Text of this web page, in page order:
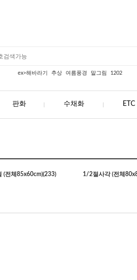
ex>해바라기 추상 여름풍경 말그림 1202
판화 수채화 ETC
(전체85x60cm)(233) 1/2절사각 (전체